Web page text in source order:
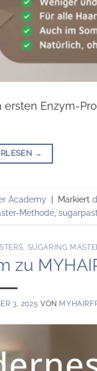
Enzym-
→
Academy | Markiert
Methode
SUGARING
zu
3, 2025 VON